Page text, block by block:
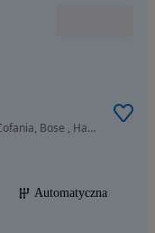
1598 cm3 • 170 KM • Virtual Zegary,Kamera Cofania, Bose , Hak , Grzane Fotele, Automat
Automatyczna